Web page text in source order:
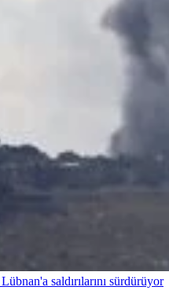
saldırılarını sürdürüyor